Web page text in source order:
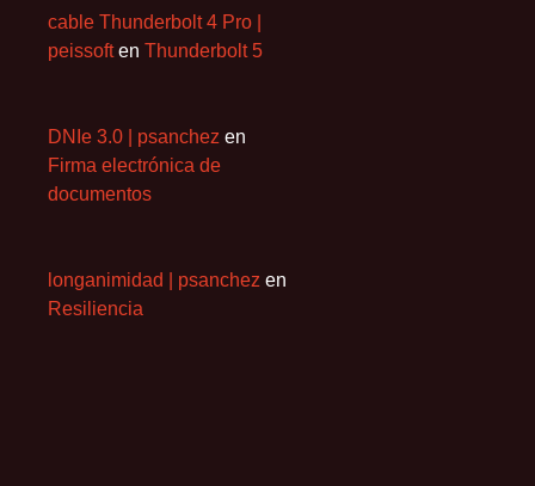
cable Thunderbolt 4 Pro |
peissoften Thunderbolt 5
DNIe 3.0 | psanchez en
Firma electrónica de
documentos
longanimidad | psanchez en
Resiliencia